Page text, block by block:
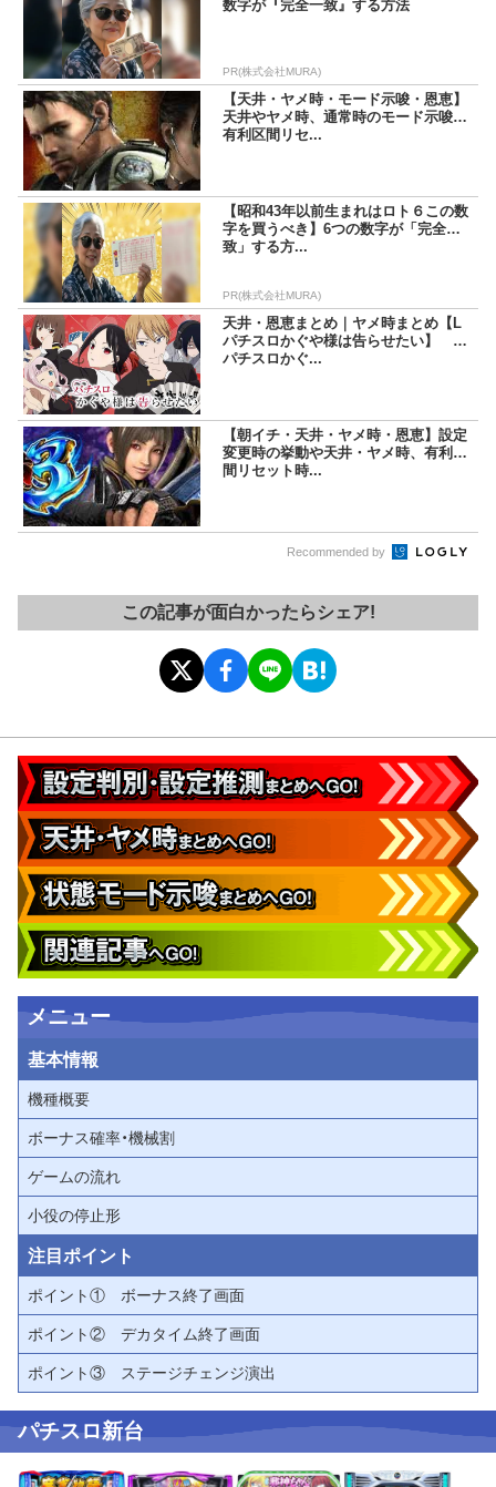
数字が『完全一致』する方法
PR(株式会社MURA)
【天井・ヤメ時・モード示唆・恩恵】
天井やヤメ時、通常時のモード示唆、
有利区間リセ...
【昭和43年以前生まれはロト６この数
字を買うべき】6つの数字が「完全一
致」する方...
PR(株式会社MURA)
天井・恩恵まとめ｜ヤメ時まとめ【L
パチスロかぐや様は告らせたい】 L
パチスロかぐ...
【朝イチ・天井・ヤメ時・恩恵】設定
変更時の挙動や天井・ヤメ時、有利区
間リセット時...
Recommended by
この記事が面白かったらシェア!
メニュー
基本情報
機種概要
ボーナス確率・機械割
ゲームの流れ
小役の停止形
注目ポイント
ポイント① ボーナス終了画面
ポイント② デカタイム終了画面
ポイント③ ステージチェンジ演出
パチスロ新台